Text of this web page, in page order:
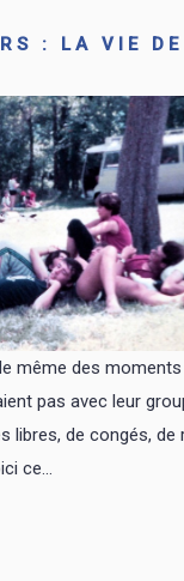
: LA VIE DE
même des
pas avec leur
libres, de congés, de
ce...